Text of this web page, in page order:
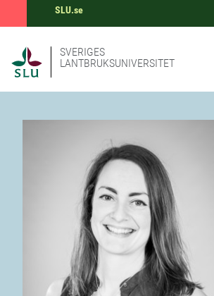
SLU.se
SVERIGES
LANTBRUKSUNIVERSITET